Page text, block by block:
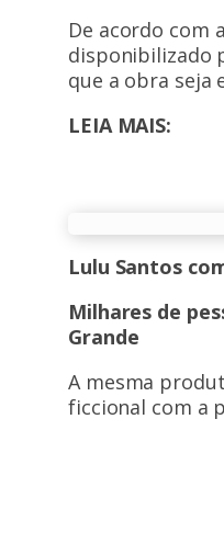
De acordo com
disponibilizado
que a obra seja
LEIA MAIS:
Lulu Santos
Milhares de
Grande
A mesma
ficcional com a